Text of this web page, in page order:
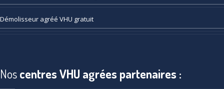
Démolisseur agréé VHU gratuit
Noscentres VHU agrées partenaires :